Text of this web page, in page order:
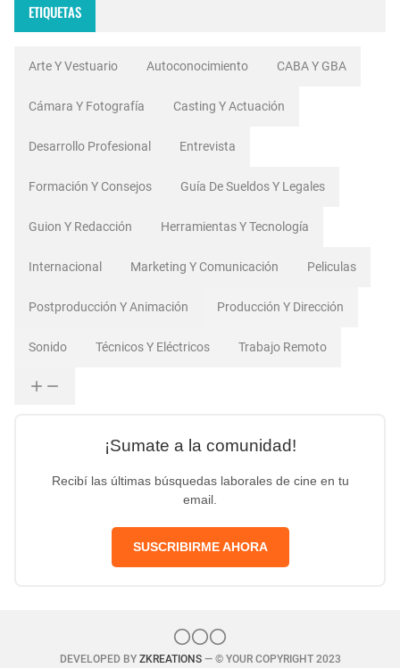
ETIQUETAS
Arte Y Vestuario Autoconocimiento CABA Y GBA
Cámara Y Fotografía Casting Y Actuación
Desarrollo Profesional Entrevista
Formación Y Consejos Guía De Sueldos Y Legales
Guion Y Redacción Herramientas Y Tecnología
Internacional Marketing Y Comunicación Peliculas
Postproducción Y Animación Producción Y Dirección
Sonido Técnicos Y Eléctricos Trabajo Remoto
¡Sumate a la comunidad!
Recibí las últimas búsquedas laborales de cine en tu
email.
SUSCRIBIRME AHORA
DEVELOPED BY ZKREATIONS— © YOUR COPYRIGHT 2023